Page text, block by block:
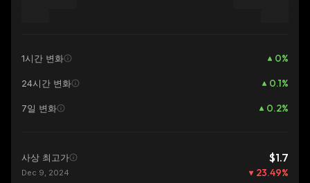
1시간 변화 0%
24시간 변화 0.1%
7일 변화 0.2%
사상 최고가 $1.7
Dec 9, 2024 23.49%